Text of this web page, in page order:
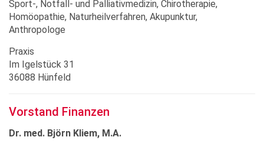
Sport-, Notfall- und Palliativmedizin, Chirotherapie,
Homöopathie, Naturheilverfahren, Akupunktur,
Anthropologe
Praxis
Im Igelstück 31
36088 Hünfeld
Vorstand Finanzen
Dr. med. Björn Kliem, M.A.